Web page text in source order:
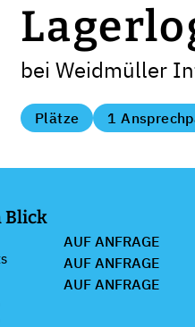
bei Weidmüller
Plätze 1
Blick
AUF ANFRAGE
AUF ANFRAGE
AUF ANFRAGE